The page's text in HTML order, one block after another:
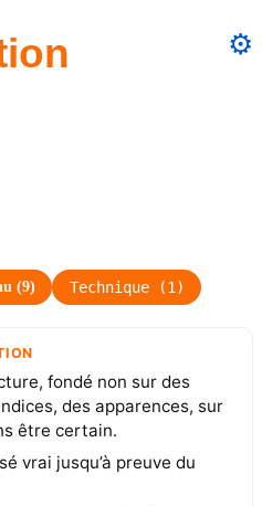
⚙️
(9) Technique(1 )
fondé non sur des
des apparences, sur
être certain.
vrai jusqu’à preuve du